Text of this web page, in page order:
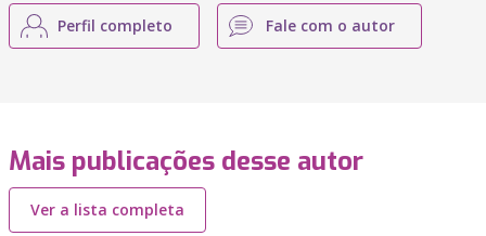
Perfil completo Fale com o autor
Mais publicações desse autor
Ver a lista completa